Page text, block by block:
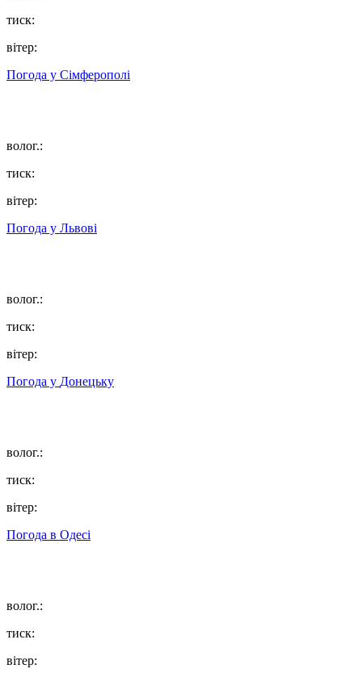
тиск:
вітер:
Погода у Сімферополі
волог.:
тиск:
вітер:
Погода у Львові
волог.:
тиск:
вітер:
Погода у Донецьку
волог.:
тиск:
вітер:
Погода в Одесі
волог.:
тиск:
вітер: